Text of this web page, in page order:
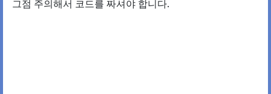
그점 주의해서 코드를 짜셔야 합니다.